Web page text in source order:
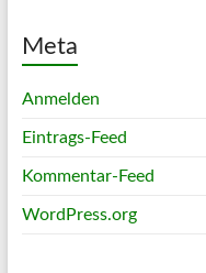
Meta
Anmelden
Eintrags-Feed
Kommentar-Feed
WordPress.org